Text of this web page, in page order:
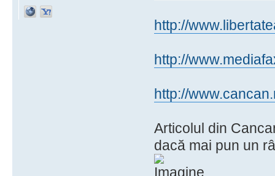
http://
http://
http://
Articolul din
dacă mai pun un